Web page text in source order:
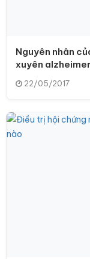
Nguyên nhân
xuyên alzheimer
22/05/2017